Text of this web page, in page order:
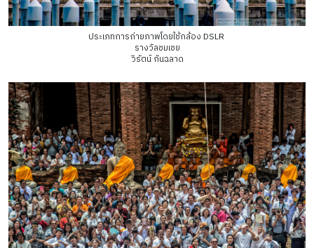
ประเภทการถ่ายภาพโดยใช้กล้อง DSLR
รางวัลชมเชย
วิรัตน์ กันฉลาด